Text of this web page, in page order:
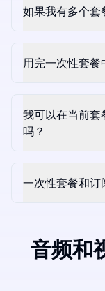
如果我有多个套
用完一次性套餐
我可以在当前套
吗？
一次性套餐和订
音频和